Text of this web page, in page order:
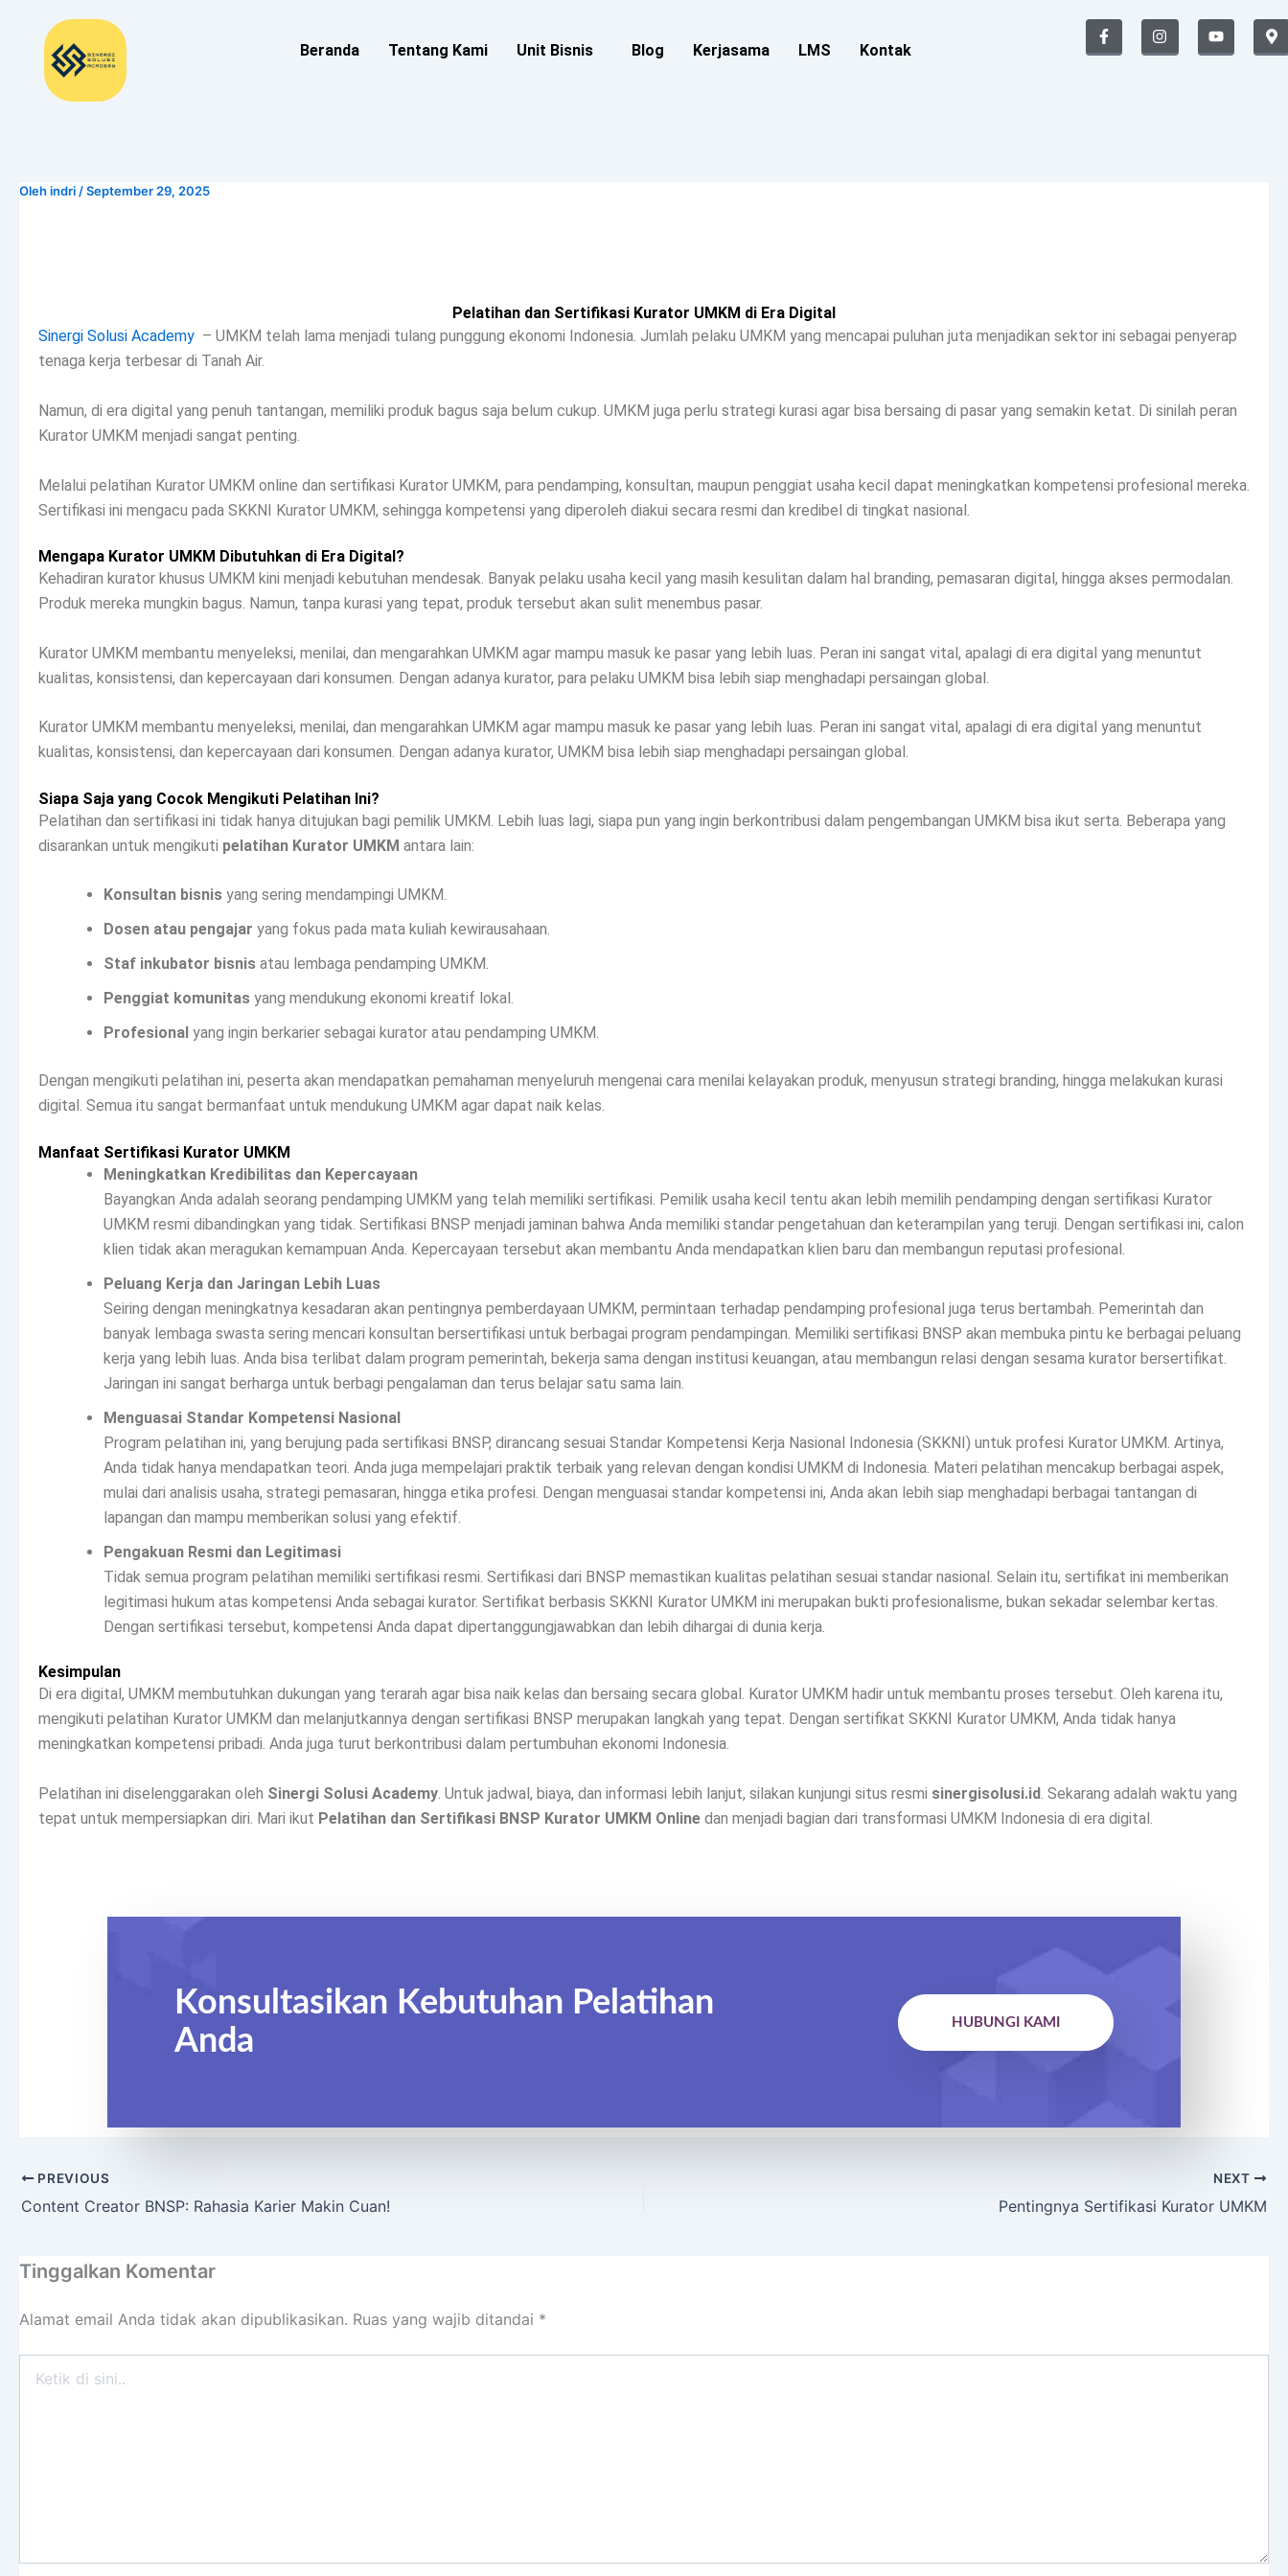
Beranda Tentang Kami Unit Bisnis Blog Kerjasama LMS Kontak
F
a
c
I
n
s
Y
o
u
M
a
p
Olehindri/September 29, 2025
Pelatihan dan Sertifikasi Kurator UMKM di Era Digital
Sinergi Solusi Academy – UMKM telah lama menjadi tulang punggung ekonomi Indonesia. Jumlah pelaku UMKM yang mencapai puluhan juta menjadikan sektor ini sebagai penyerap
tenaga kerja terbesar di Tanah Air.
Namun, di era digital yang penuh tantangan, memiliki produk bagus saja belum cukup. UMKM juga perlu strategi kurasi agar bisa bersaing di pasar yang semakin ketat. Di sinilah peran
Kurator UMKM menjadi sangat penting.
Melalui pelatihan Kurator UMKM online dan sertifikasi Kurator UMKM, para pendamping, konsultan, maupun penggiat usaha kecil dapat meningkatkan kompetensi profesional mereka.
Sertifikasi ini mengacu pada SKKNI Kurator UMKM, sehingga kompetensi yang diperoleh diakui secara resmi dan kredibel di tingkat nasional.
Mengapa Kurator UMKM Dibutuhkan di Era Digital?
Kehadiran kurator khusus UMKM kini menjadi kebutuhan mendesak. Banyak pelaku usaha kecil yang masih kesulitan dalam hal branding, pemasaran digital, hingga akses permodalan.
Produk mereka mungkin bagus. Namun, tanpa kurasi yang tepat, produk tersebut akan sulit menembus pasar.
Kurator UMKM membantu menyeleksi, menilai, dan mengarahkan UMKM agar mampu masuk ke pasar yang lebih luas. Peran ini sangat vital, apalagi di era digital yang menuntut
kualitas, konsistensi, dan kepercayaan dari konsumen. Dengan adanya kurator, para pelaku UMKM bisa lebih siap menghadapi persaingan global.
Kurator UMKM membantu menyeleksi, menilai, dan mengarahkan UMKM agar mampu masuk ke pasar yang lebih luas. Peran ini sangat vital, apalagi di era digital yang menuntut
kualitas, konsistensi, dan kepercayaan dari konsumen. Dengan adanya kurator, UMKM bisa lebih siap menghadapi persaingan global.
Siapa Saja yang Cocok Mengikuti Pelatihan Ini?
Pelatihan dan sertifikasi ini tidak hanya ditujukan bagi pemilik UMKM. Lebih luas lagi, siapa pun yang ingin berkontribusi dalam pengembangan UMKM bisa ikut serta. Beberapa yang
disarankan untuk mengikuti pelatihan Kurator UMKM antara lain:
Konsultan bisnis yang sering mendampingi UMKM.
Dosen atau pengajar yang fokus pada mata kuliah kewirausahaan.
Staf inkubator bisnis atau lembaga pendamping UMKM.
Penggiat komunitas yang mendukung ekonomi kreatif lokal.
Profesional yang ingin berkarier sebagai kurator atau pendamping UMKM.
Dengan mengikuti pelatihan ini, peserta akan mendapatkan pemahaman menyeluruh mengenai cara menilai kelayakan produk, menyusun strategi branding, hingga melakukan kurasi
digital. Semua itu sangat bermanfaat untuk mendukung UMKM agar dapat naik kelas.
Manfaat Sertifikasi Kurator UMKM
Meningkatkan Kredibilitas dan Kepercayaan
Bayangkan Anda adalah seorang pendamping UMKM yang telah memiliki sertifikasi. Pemilik usaha kecil tentu akan lebih memilih pendamping dengan sertifikasi Kurator
UMKM resmi dibandingkan yang tidak. Sertifikasi BNSP menjadi jaminan bahwa Anda memiliki standar pengetahuan dan keterampilan yang teruji. Dengan sertifikasi ini, calon
klien tidak akan meragukan kemampuan Anda. Kepercayaan tersebut akan membantu Anda mendapatkan klien baru dan membangun reputasi profesional.
Peluang Kerja dan Jaringan Lebih Luas
Seiring dengan meningkatnya kesadaran akan pentingnya pemberdayaan UMKM, permintaan terhadap pendamping profesional juga terus bertambah. Pemerintah dan
banyak lembaga swasta sering mencari konsultan bersertifikasi untuk berbagai program pendampingan. Memiliki sertifikasi BNSP akan membuka pintu ke berbagai peluang
kerja yang lebih luas. Anda bisa terlibat dalam program pemerintah, bekerja sama dengan institusi keuangan, atau membangun relasi dengan sesama kurator bersertifikat.
Jaringan ini sangat berharga untuk berbagi pengalaman dan terus belajar satu sama lain.
Menguasai Standar Kompetensi Nasional
Program pelatihan ini, yang berujung pada sertifikasi BNSP, dirancang sesuai Standar Kompetensi Kerja Nasional Indonesia (SKKNI) untuk profesi Kurator UMKM. Artinya,
Anda tidak hanya mendapatkan teori. Anda juga mempelajari praktik terbaik yang relevan dengan kondisi UMKM di Indonesia. Materi pelatihan mencakup berbagai aspek,
mulai dari analisis usaha, strategi pemasaran, hingga etika profesi. Dengan menguasai standar kompetensi ini, Anda akan lebih siap menghadapi berbagai tantangan di
lapangan dan mampu memberikan solusi yang efektif.
Pengakuan Resmi dan Legitimasi
Tidak semua program pelatihan memiliki sertifikasi resmi. Sertifikasi dari BNSP memastikan kualitas pelatihan sesuai standar nasional. Selain itu, sertifikat ini memberikan
legitimasi hukum atas kompetensi Anda sebagai kurator. Sertifikat berbasis SKKNI Kurator UMKM ini merupakan bukti profesionalisme, bukan sekadar selembar kertas.
Dengan sertifikasi tersebut, kompetensi Anda dapat dipertanggungjawabkan dan lebih dihargai di dunia kerja.
Kesimpulan
Di era digital, UMKM membutuhkan dukungan yang terarah agar bisa naik kelas dan bersaing secara global. Kurator UMKM hadir untuk membantu proses tersebut. Oleh karena itu,
mengikuti pelatihan Kurator UMKM dan melanjutkannya dengan sertifikasi BNSP merupakan langkah yang tepat. Dengan sertifikat SKKNI Kurator UMKM, Anda tidak hanya
meningkatkan kompetensi pribadi. Anda juga turut berkontribusi dalam pertumbuhan ekonomi Indonesia.
Pelatihan ini diselenggarakan oleh Sinergi Solusi Academy . Untuk jadwal, biaya, dan informasi lebih lanjut, silakan kunjungi situs resmi sinergisolusi.id . Sekarang adalah waktu yang
tepat untuk mempersiapkan diri. Mari ikut Pelatihan dan Sertifikasi BNSP Kurator UMKM Online dan menjadi bagian dari transformasi UMKM Indonesia di era digital.
Konsultasikan Kebutuhan Pelatihan
Anda
HUBUNGI KAMI
PREVIOUS
Content Creator BNSP: Rahasia Karier Makin Cuan!
NEXT
Pentingnya Sertifikasi Kurator UMKM
Tinggalkan Komentar
Alamat email Anda tidak akan dipublikasikan. Ruas yang wajib ditandai *